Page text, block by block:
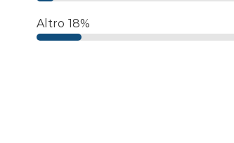
Altro 18%